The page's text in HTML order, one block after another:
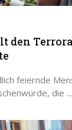
den
feiernde
die ...